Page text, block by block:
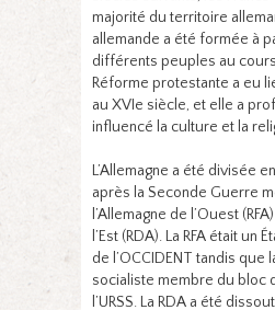
majorité du territoire
allemande a été formée à
différents peuples au
Réforme protestante a eu
au XVIe siècle, et elle a
influencé la culture et la
L’Allemagne a été divisée
après la Seconde Guerre
l’Allemagne de l’Ouest
l’Est (RDA). La RFA était un
de l’OCCIDENT tandis que
socialiste membre du bloc
l’URSS. La RDA a été